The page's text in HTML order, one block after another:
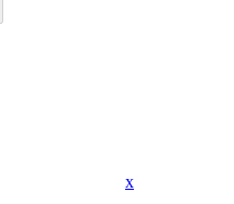
x